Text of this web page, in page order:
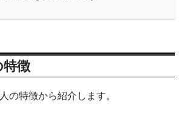
特徴
の特徴から紹介します。